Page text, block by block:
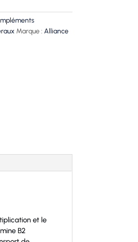
Marque : Alliance
et le
B2